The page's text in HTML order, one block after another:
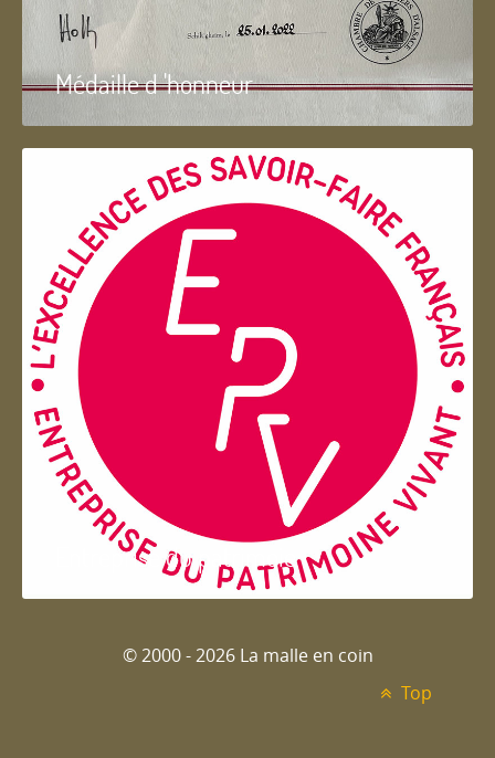
Médaille d 'honneur
Entreprise du patrimoie
© 2000 - 2026 La malle en coin
Top